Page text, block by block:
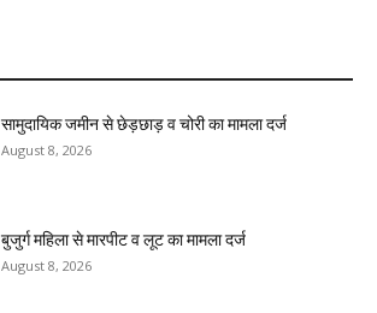
सामुदायिक जमीन से छेड़छाड़ व चोरी का मामला दर्ज
August 8, 2026
बुजुर्ग महिला से मारपीट व लूट का मामला दर्ज
August 8, 2026